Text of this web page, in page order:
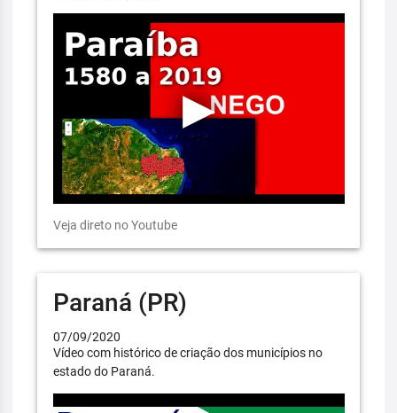
Veja direto no Youtube
Paraná (PR)
07/09/2020
Vídeo com histórico de criação dos municípios no
estado do Paraná.